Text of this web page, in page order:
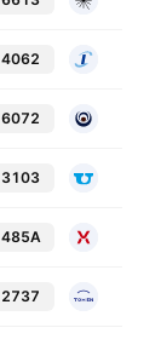
4062
6072
3103
485A
2737